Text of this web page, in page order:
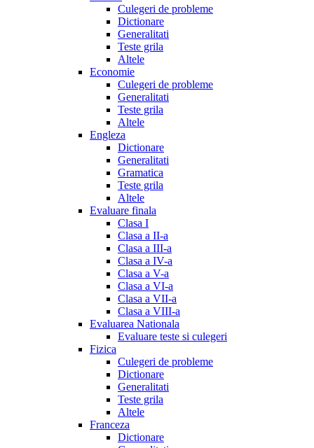
Culegeri de probleme
Dictionare
Generalitati
Teste grila
Altele
Economie
Culegeri de probleme
Generalitati
Teste grila
Altele
Engleza
Dictionare
Generalitati
Gramatica
Teste grila
Altele
Evaluare finala
Clasa I
Clasa a II-a
Clasa a III-a
Clasa a IV-a
Clasa a V-a
Clasa a VI-a
Clasa a VII-a
Clasa a VIII-a
Evaluarea Nationala
Evaluare teste si culegeri
Fizica
Culegeri de probleme
Dictionare
Generalitati
Teste grila
Altele
Franceza
Dictionare